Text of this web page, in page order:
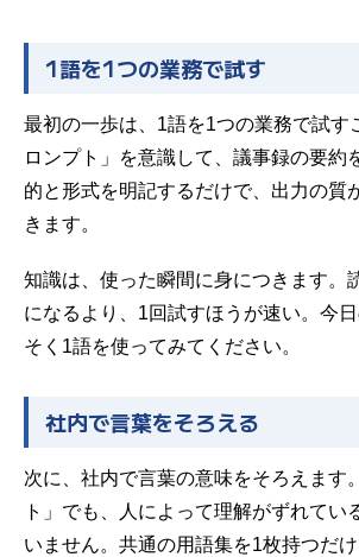
1語を1つの業務で試す
最初の一歩は、1語を1つの業務で試す
ロンプト」を意識して、議事録の要約
的と形式を明記するだけで、出力の質
きます。
知識は、使った瞬間に身につきます。
になるより、1回試すほうが速い。今
そく1語を使ってみてください。
社内で言葉をそろえる
次に、社内で言葉の意味をそろえます
ト」でも、人によって理解がずれてい
いません。共通の用語集を1枚持つだ